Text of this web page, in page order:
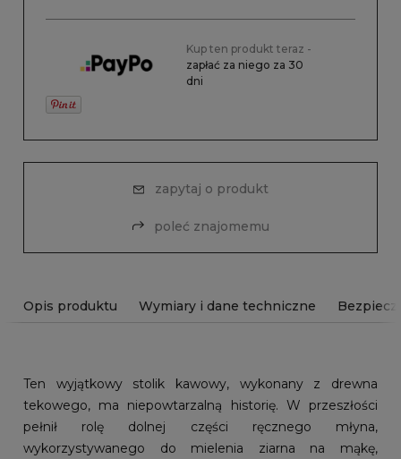
Kup ten produkt teraz -
zapłać za niego za 30
dni
zapytaj o produkt
poleć znajomemu
Opis produktu Wymiary i dane techniczne
Ten wyjątkowy stolik kawowy, wykonany z drewna
tekowego, ma niepowtarzalną historię. W przeszłości
pełnił rolę dolnej części ręcznego młyna,
wykorzystywanego do mielenia ziarna na mąkę,